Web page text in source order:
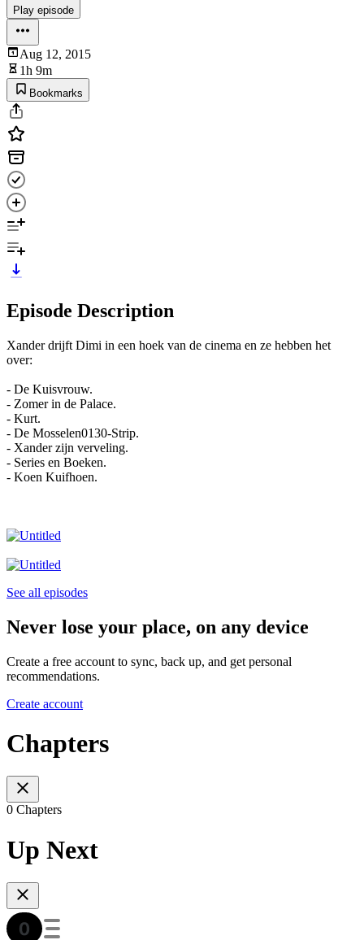
Play episode
Aug 12, 2015
1h 9m
Bookmarks
Episode Description
Xander drijft Dimi in een hoek van de cinema en ze hebben het
over:
- De Kuisvrouw.
- Zomer in de Palace.
- Kurt.
- De Mosselen0130-Strip.
- Xander zijn verveling.
- Series en Boeken.
- Koen Kuifhoen.
See all episodes
Never lose your place, on any device
Create a free account to sync, back up, and get personal
recommendations.
Create account
Chapters
0 Chapters
Up Next